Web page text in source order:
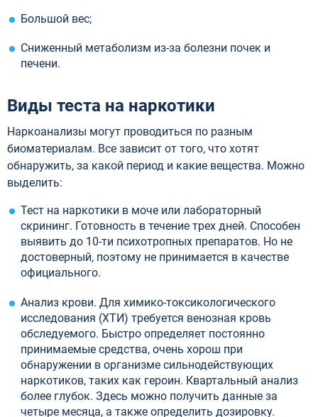
Большой вес;
Сниженный метаболизм из-за болезни почек и
печени.
Виды теста на наркотики
Наркоанализы могут проводиться по разным
биоматериалам. Все зависит от того, что хотят
обнаружить, за какой период и какие вещества. Можно
выделить:
Тест на наркотики в моче или лабораторный
скрининг. Готовность в течение трех дней. Способен
выявить до 10-ти психотропных препаратов. Но не
достоверный, поэтому не принимается в качестве
официального.
Анализ крови. Для химико-токсикологического
исследования (ХТИ) требуется венозная кровь
обследуемого. Быстро определяет постоянно
принимаемые средства, очень хорош при
обнаружении в организме сильнодействующих
наркотиков, таких как героин. Квартальный анализ
более глубок. Здесь можно получить данные за
четыре месяца, а также определить дозировку.